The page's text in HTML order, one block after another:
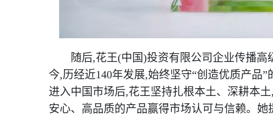
随后,花王(中国)投资有限公司企业传播
今,历经近140年发展,始终坚守“创造优质产品
进入中国市场后,花王坚持扎根本土、深耕本
安心、高品质的产品赢得市场认可与信赖。